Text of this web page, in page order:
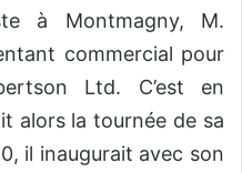
à Montmagny, M.
commercial pour
Ltd. C’est en
alors la tournée de sa
il inaugurait avec son